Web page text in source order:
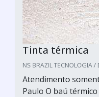
Tinta térmica
NS BRAZIL TECNOLOGIA
Atendimento
Paulo O baú